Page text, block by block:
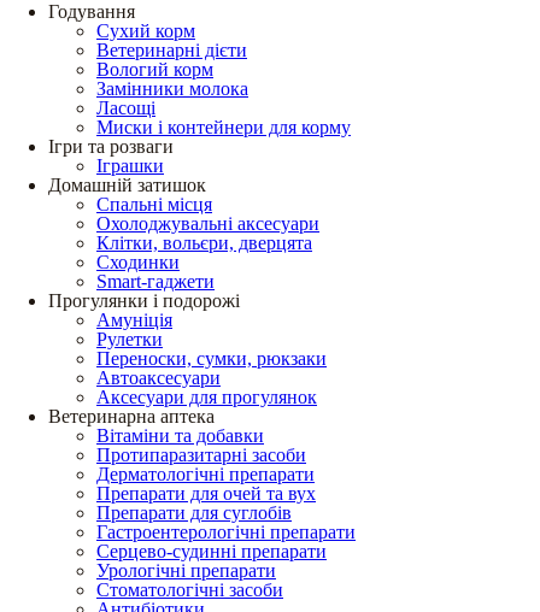
Годування
Сухий корм
Ветеринарні дієти
Вологий корм
Замінники молока
Ласощі
Миски і контейнери для корму
Ігри та розваги
Іграшки
Домашній затишок
Спальні місця
Охолоджувальні аксесуари
Клітки, вольєри, дверцята
Сходинки
Smart-гаджети
Прогулянки і подорожі
Амуніція
Рулетки
Переноски, сумки, рюкзаки
Автоаксесуари
Аксесуари для прогулянок
Ветеринарна аптека
Вітаміни та добавки
Протипаразитарні засоби
Дерматологічні препарати
Препарати для очей та вух
Препарати для суглобів
Гастроентерологічні препарати
Серцево-судинні препарати
Урологічні препарати
Стоматологічні засоби